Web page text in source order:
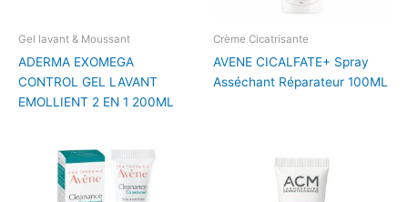
Gel lavant & Moussant
ADERMA EXOMEGA
CONTROL GEL LAVANT
EMOLLIENT 2 EN 1 200ML
Crème Cicatrisante
AVENE CICALFATE+ Spray
Asséchant Réparateur 100ML